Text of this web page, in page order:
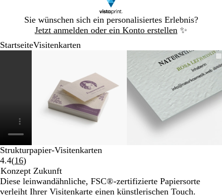
Sie wünschen sich ein personalisiertes Erlebnis?
Jetzt anmelden oder ein Konto erstellen ✨
Galeriebild
1
StartseiteVisitenkarten
Vergrößer-/verkleinerbares
Minimum
Vergrößern
die
Tasten
+
und
-
zum
und
zum
Schwenken.
Vergrößer-/
Bild
Zoom
auf
Minimum
Klicken
zum
Vergrößern
Verwenden
Sie
Tasten
und
-
zum
zum
Schwenken.
Strukturpapier-Visitenkarten
4.4(16Bewertungen
16
lesen
)
Konzept Zukunft
Diese leinwandähnliche, FSC®-zertifizierte Papiersorte
verleiht Ihrer Visitenkarte einen künstlerischen Touch.